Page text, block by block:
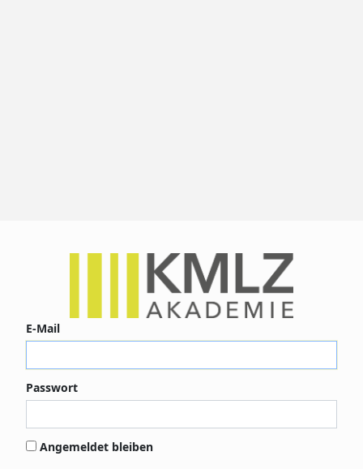
E-Mail
Passwort
Angemeldet bleiben